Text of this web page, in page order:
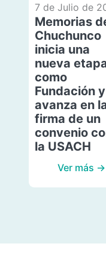
7 de Julio de
Memorias
Chuchunco
inicia una
nueva
como
Fundación y
avanza en
firma de un
convenio
la USACH
Ver más →